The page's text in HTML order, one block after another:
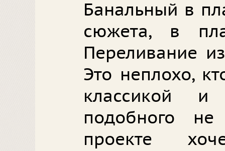
Банальный в
сюжета, в
Переливание
Это неплохо,
классикой
подобного
проекте